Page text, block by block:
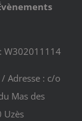
W302011114
Adresse : c/o
Mas des
Uzès